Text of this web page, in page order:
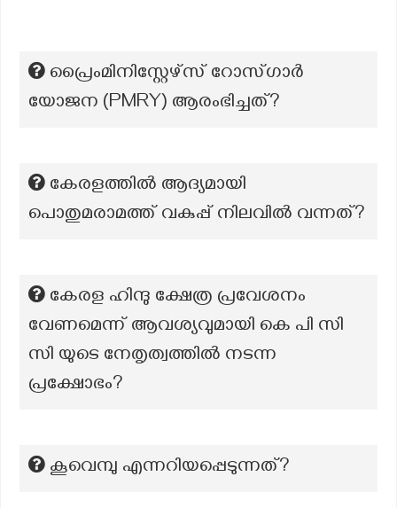
പ്രൈംമിനിസ്റ്റേഴ്സ് റോസ്ഗാര്‍
യോജന (PMRY) ആരംഭിച്ചത്?
കേരളത്തിൽ ആദ്യമായി
പൊതുമരാമത്ത് വകുപ്പ് നിലവിൽ വന്നത്?
കേരള ഹിന്ദു ക്ഷേത്ര പ്രവേശനം
വേണമെന്ന് ആവശ്യവുമായി കെ പി സി
സി യുടെ നേതൃത്വത്തിൽ നടന്ന
പ്രക്ഷോഭം?
കൂവെമ്പു എന്നറിയപ്പെടുന്നത്?